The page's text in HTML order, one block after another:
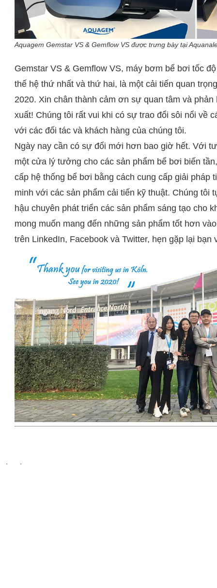
Aquagem Gemstar VS & Gemflow VS được trưng bày tại
Gemstar VS & Gemflow VS, máy bơm bể bơi tốc
thế hệ thứ nhất và thứ hai, là một cải tiến quan
2020. Xin chân thành cảm ơn sự quan tâm và
xuất! Chúng tôi rất vui khi có sự trao đổi sôi nổi về
với các đối tác và khách hàng của chúng tôi.
Ngày nay cần có sự đổi mới hơn bao giờ hết. Với
một cửa lý tưởng cho các sản phẩm bể bơi biến
cấp hệ thống bể bơi bằng cách cung cấp giải pháp
minh với các sản phẩm cải tiến kỹ thuật. Chúng tôi
hậu chuyên phát triển các sản phẩm sáng tạo cho
mong muốn mang đến những sản phẩm tốt hơn
trên LinkedIn, Facebook và Twitter, hẹn gặp lại bạn